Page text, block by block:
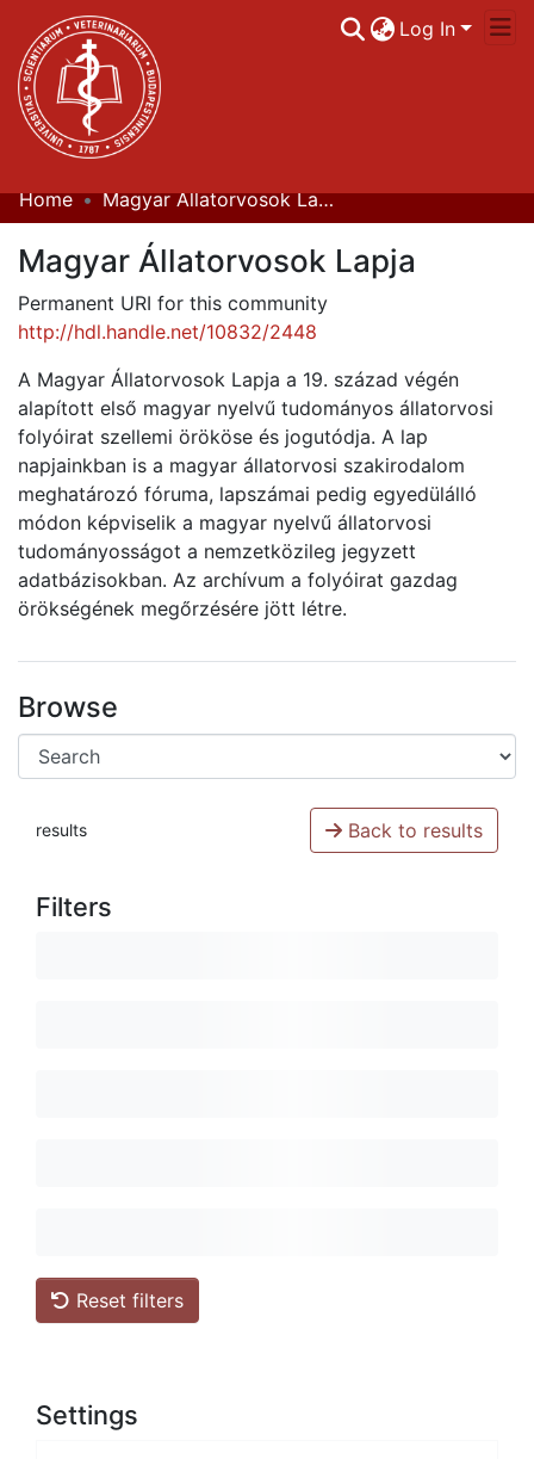
Log In
Communities & Collections
All of DSpace
Statistics
Home Magyar Állatorvosok Lapja
Magyar Állatorvosok Lapja
Permanent URI for this community
http://hdl.handle.net/10832/2448
A Magyar Állatorvosok Lapja a 19. század végén
alapított első magyar nyelvű tudományos állatorvosi
folyóirat szellemi örököse és jogutódja. A lap
napjainkban is a magyar állatorvosi szakirodalom
meghatározó fóruma, lapszámai pedig egyedülálló
módon képviselik a magyar nyelvű állatorvosi
tudományosságot a nemzetközileg jegyzett
adatbázisokban. Az archívum a folyóirat gazdag
örökségének megőrzésére jött létre.
Browse
results Back to results
Filters
Reset filters
Settings